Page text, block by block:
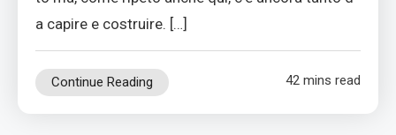
a capire e costruire. […]
Continue Reading 42 mins read